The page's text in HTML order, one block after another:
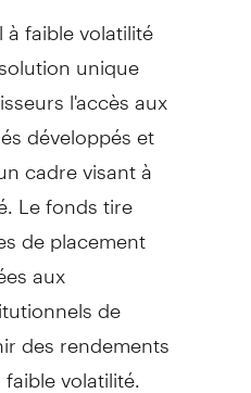
faible volatilité
unique
l'accès aux
développés et
cadre visant à
Le fonds tire
de placement
aux
de
des rendements
volatilité.